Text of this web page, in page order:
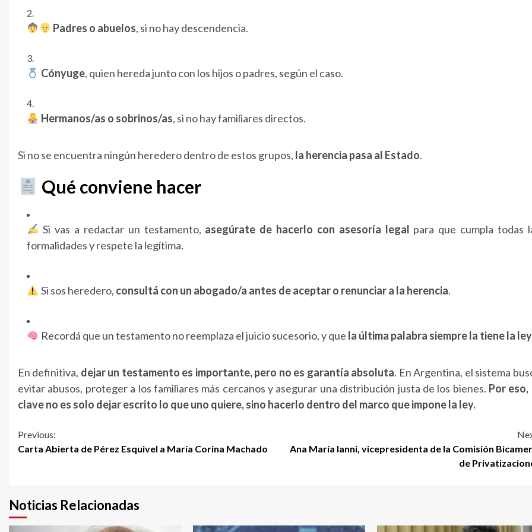
Padres o abuelos, si no hay descendencia.
Cónyuge, quien hereda junto con los hijos o padres, según el caso.
Hermanos/as o sobrinos/as, si no hay familiares directos.
Si no se encuentra ningún heredero dentro de estos grupos, la herencia pasa al Estado.
Qué conviene hacer
Si vas a redactar un testamento, asegúrate de hacerlo con asesoría legal para que cumpla todas
formalidades y respete la legítima.
Si sos heredero, consultá con un abogado/a antes de aceptar o renunciar a la herencia.
Recordá que un testamento no reemplaza el juicio sucesorio, y que la última palabra siempre la tiene la ley
En definitiva, dejar un testamento es importante, pero no es garantía absoluta. En Argentina, el sistema
evitar abusos, proteger a los familiares más cercanos y asegurar una distribución justa de los bienes. Por eso,
clave no es solo dejar escrito lo que uno quiere, sino hacerlo dentro del marco que impone la ley.
Continue
Previous:
Carta Abierta de Pérez Esquivel a María Corina Machado
Ana María Ianni, vicepresidenta de la Comisión
de
Noticias Relacionadas